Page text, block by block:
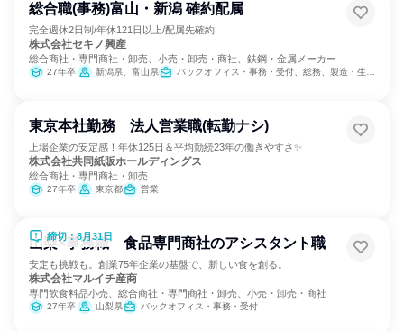
総合職(事務)富山・新潟 確約配属
完全週休2日制/年休121日以上/配属先確約
株式会社セキノ興産
総合商社・専門商社・卸売、小売・卸売・商社、鉄鋼・金属メーカー
27年卒 新潟県、富山県 バックオフィス・事務・受付、総務、製造・生産工程
東京本社勤務 法人営業職(転勤ナシ)
上場企業の安定感！年休125日＆平均勤続23年の働きやすさ✨
株式会社共同紙販ホールディングス
総合商社・専門商社・卸売
27年卒 東京都 営業
締切：8月31日
山梨×事務職 食品専門商社のアシスタント職
安定も挑戦も。創業75年企業の基盤で、新しい食を創る。
株式会社マルイチ産商
専門飲食料品小売、総合商社・専門商社・卸売、小売・卸売・商社
27年卒 山梨県 バックオフィス・事務・受付